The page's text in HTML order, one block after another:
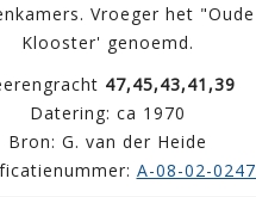
Vroeger het "Oude
Klooster' genoemd.
47,45,43,41,39
Datering: ca 1970
Bron: G. van der Heide
A-08-02-